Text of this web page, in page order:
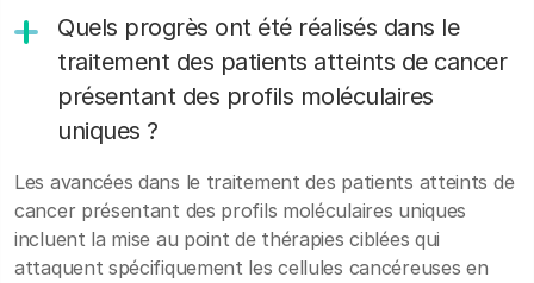
Quels progrès ont été réalisés dans le
traitement des patients atteints de cancer
présentant des profils moléculaires
uniques ?
Les avancées dans le traitement des patients atteints de
cancer présentant des profils moléculaires uniques
incluent la mise au point de thérapies ciblées qui
attaquent spécifiquement les cellules cancéreuses en